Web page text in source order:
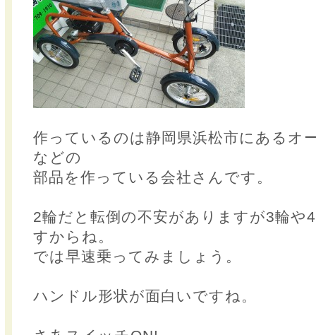
作っているのは静岡県浜松市にあるオ
などの
部品を作っている会社さんです。
2輪だと転倒の不安がありますが3輪や
すからね。
では早速乗ってみましょう。
ハンドル形状が面白いですね。